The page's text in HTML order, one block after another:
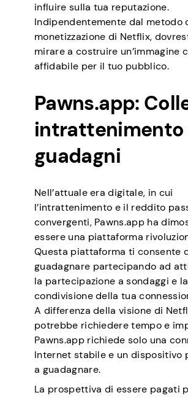
influire sulla tua reputazione.
Indipendentemente dal metodo
monetizzazione di Netflix,
mirare a costruire un’immagine
affidabile per il tuo pubblico.
Pawns.app:
intrattenimento
guadagni
Nell’attuale era digitale, in cui
l’intrattenimento e il reddito
convergenti, Pawns.app ha
essere una piattaforma
Questa piattaforma ti consente
guadagnare partecipando ad
la partecipazione a sondaggi e la
condivisione della tua
A differenza della visione di
potrebbe richiedere tempo e
Pawns.app richiede solo una
Internet stabile e un dispositivo
a guadagnare.
La prospettiva di essere pagati